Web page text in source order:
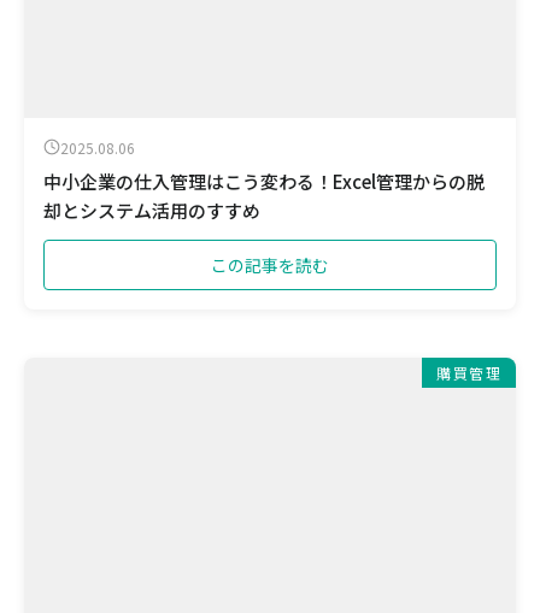
2025.08.06
中小企業の仕入管理はこう変わる！Excel管理からの脱
却とシステム活用のすすめ
この記事を読む
購買管理